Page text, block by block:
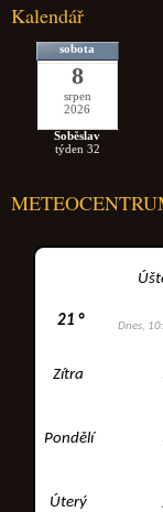
Kalendář
sobota
8
srpen
2026
Soběslav
týden 32